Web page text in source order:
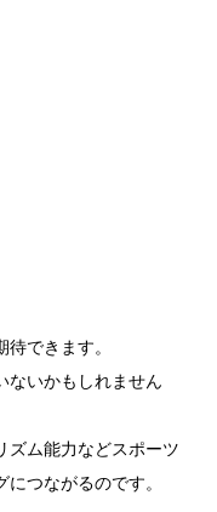
できます。
ないかもしれません
ズム能力などスポーツ
つながるのです。